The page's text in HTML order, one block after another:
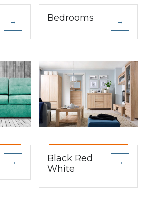
→ Bedrooms →
→
Black Red
White
→